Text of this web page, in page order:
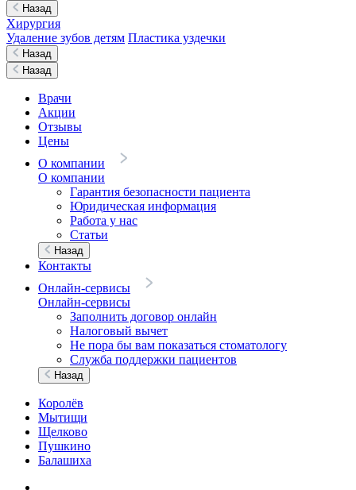
Назад
Хирургия
Удаление зубов детям Пластика уздечки
Назад
Назад
Врачи
Акции
Отзывы
Цены
О компании
О компании
Гарантия безопасности пациента
Юридическая информация
Работа у нас
Статьи
Назад
Контакты
Онлайн-сервисы
Онлайн-сервисы
Заполнить договор онлайн
Налоговый вычет
Не пора бы вам показаться стоматологу
Служба поддержки пациентов
Назад
Королёв
Мытищи
Щелково
Пушкино
Балашиха